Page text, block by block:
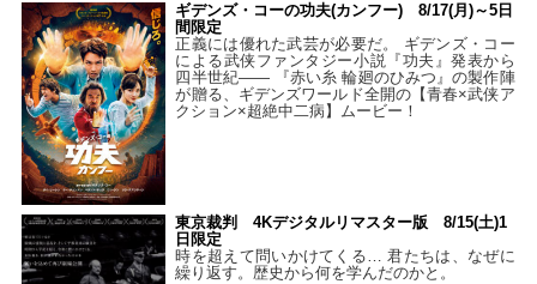
ギデンズ・コーの功夫(カンフー) 8/17(月)～5日
間限定
正義には優れた武芸が必要だ。 ギデンズ・コー
による武侠ファンタジー小説『功夫』発表から
四半世紀―― 『赤い糸 輪廻のひみつ』の製作陣
が贈る、ギデンズワールド全開の【青春×武侠ア
クション×超絶中二病】ムービー！
東京裁判 4Kデジタルリマスター版 8/15(土)1
日限定
時を超えて問いかけてくる… 君たちは、なぜに
繰り返す。歴史から何を学んだのかと。